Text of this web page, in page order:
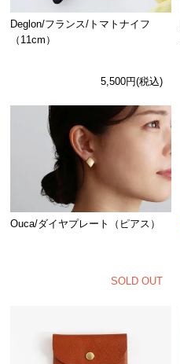
Deglon/フランス/トマトナイフ
（11cm）
5,500円(税込)
Ouca/ダイヤプレート（ピアス）
SOLD OUT